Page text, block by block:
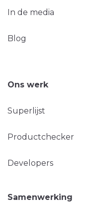
In de media
Blog
Ons werk
Superlijst
Productchecker
Developers
Samenwerking